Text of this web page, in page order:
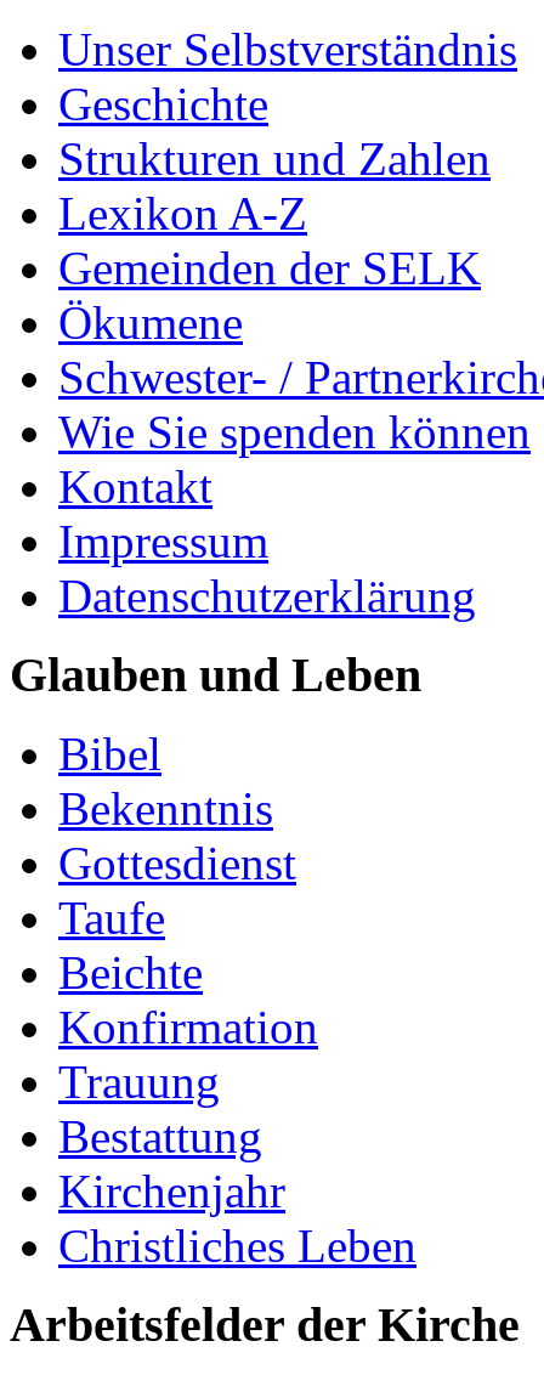
Unser Selbstverständnis
Geschichte
Strukturen und Zahlen
Lexikon A-Z
Gemeinden der SELK
Ökumene
Schwester- /
Wie Sie spenden können
Kontakt
Impressum
Datenschutzerklärung
Glauben und Leben
Bibel
Bekenntnis
Gottesdienst
Taufe
Beichte
Konfirmation
Trauung
Bestattung
Kirchenjahr
Christliches Leben
Arbeitsfelder der Kirche